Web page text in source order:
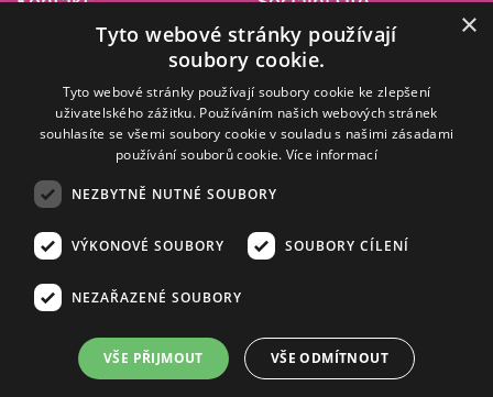
Barrandov Televizní Studio,
Kříženeckého nám. 322
152 00 Praha 5
IČ 416 93 311
© 2008–2026 EMPRESA MEDIA, a.s. Všechna práva vyhrazena.
Zásady ochrany osobních a dalších zpracovávaných údajů
Informace o měření sledovanosti videa ve video archivu
Nielsen Digital Measurement
. Využíváme grafické podklady z
×
Tyto webové stránky používají
soubory cookie.
Tyto webové stránky používají soubory cookie ke zlepšení
uživatelského zážitku. Používáním našich webových stránek
souhlasíte se všemi soubory cookie v souladu s našimi zásadami
používání souborů cookie. Více informací
NEZBYTNĚ NUTNÉ SOUBORY
VÝKONOVÉ SOUBORY SOUBORY CÍLENÍ
NEZAŘAZENÉ SOUBORY
VŠE PŘIJMOUT VŠE ODMÍTNOUT